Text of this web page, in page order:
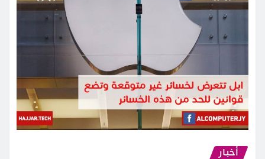
أخبار